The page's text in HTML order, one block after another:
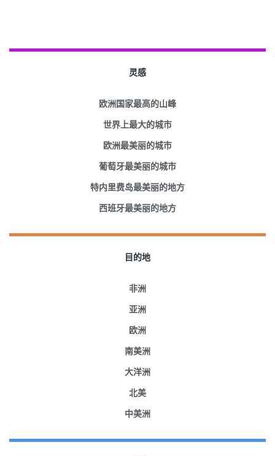
灵感
欧洲国家最高的山峰
世界上最大的城市
欧洲最美丽的城市
葡萄牙最美丽的城市
特内里费岛最美丽的地方
西班牙最美丽的地方
目的地
非洲
亚洲
欧洲
南美洲
大洋洲
北美
中美洲